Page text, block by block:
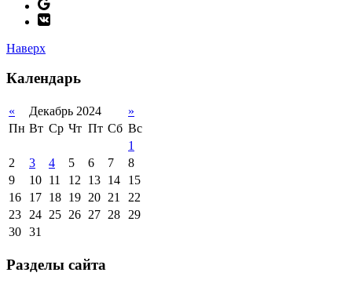
Наверх
Календарь
« Декабрь 2024
»
Пн Вт Ср Чт Пт Сб Вс
1
2
3 4 5 6 7
8
9
10 11 12 13 14
15
16
17 18 19 20 21
22
23
24 25 26 27 28
29
30 31
Разделы сайта